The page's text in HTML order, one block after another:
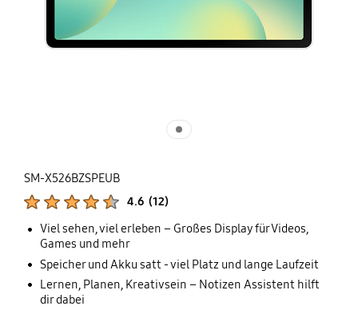
SM-X526BZSPEUB
4.6 (12)
Viel sehen, viel erleben – Großes Display für Videos,
Games und mehr
Speicher und Akku satt - viel Platz und lange Laufzeit
Lernen, Planen, Kreativsein – Notizen Assistent hilft
dir dabei